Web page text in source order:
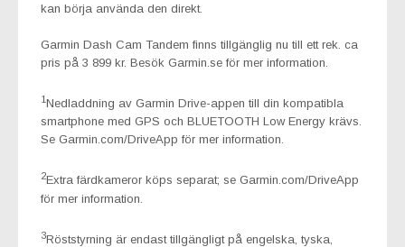
kan börja använda den direkt.
Garmin Dash Cam Tandem finns tillgänglig nu till ett rek. ca
pris på 3 899 kr. Besök Garmin.se för mer information.
1Nedladdning av Garmin Drive-appen till din kompatibla
smartphone med GPS och BLUETOOTH Low Energy krävs.
Se Garmin.com/DriveApp för mer information.
2Extra färdkameror köps separat; se Garmin.com/DriveApp
för mer information.
3Röststyrning är endast tillgängligt på engelska, tyska,